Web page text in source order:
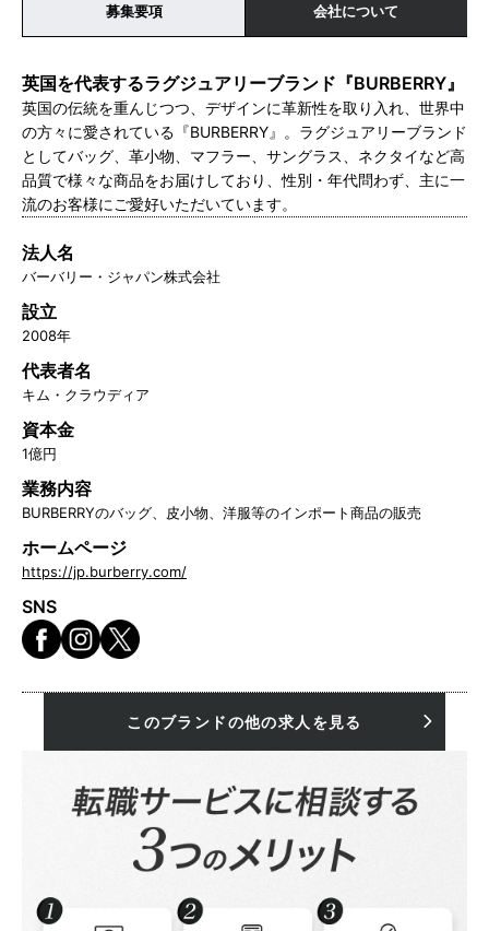
募集要項 会社について
英国を代表するラグジュアリーブランド『BURBERRY』
英国の伝統を重んじつつ、デザインに革新性を取り入れ、世界中
の方々に愛されている『BURBERRY』。ラグジュアリーブランド
としてバッグ、革小物、マフラー、サングラス、ネクタイなど高
品質で様々な商品をお届けしており、性別・年代問わず、主に一
流のお客様にご愛好いただいています。
法人名
バーバリー・ジャパン株式会社
設立
2008年
代表者名
キム・クラウディア
資本金
1億円
業務内容
BURBERRYのバッグ、皮小物、洋服等のインポート商品の販売
ホームページ
https://jp.burberry.com/
SNS
このブランドの他の求人を見る